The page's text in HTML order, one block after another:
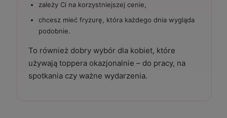
zależy Ci na korzystniejszej cenie,
chcesz mieć fryzurę, która każdego dnia wygląda
podobnie.
To również dobry wybór dla kobiet, które
używają toppera okazjonalnie – do pracy, na
spotkania czy ważne wydarzenia.